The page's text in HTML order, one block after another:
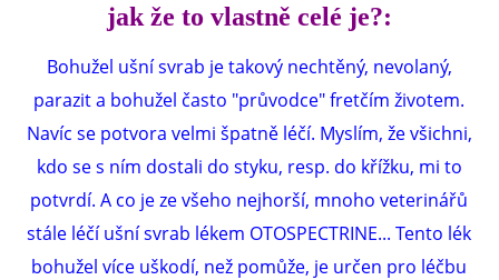
PÉČE O FRETKU
CHCI SI POŘÍDIT FRETKU
VÝCHOVA FRETKY
NEMOCI FRETEK
jak že to vlastně celé je?:
Bohužel ušní svrab je takový nechtěný, nevolaný,
parazit a bohužel často "průvodce" fretčím životem.
Navíc se potvora velmi špatně léčí. Myslím, že všichni,
kdo se s ním dostali do styku, resp. do křížku, mi to
potvrdí. A co je ze všeho nejhorší, mnoho veterinářů
stále léčí ušní svrab lékem OTOSPECTRINE... Tento lék
bohužel více uškodí, než pomůže, je určen pro léčbu